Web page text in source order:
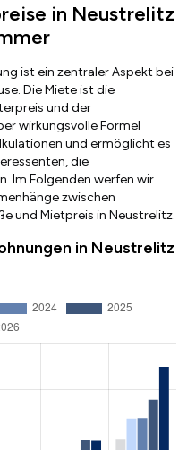
in Neustrelitz
ist ein zentraler Aspekt bei
Die Miete ist die
und der
wirkungsvolle Formel
und ermöglicht es
die
Im Folgenden werfen wir
zwischen
und Mietpreis in Neustrelitz.
in Neustrelitz